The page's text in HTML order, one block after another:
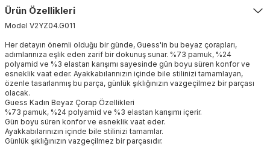
Ürün Özellikleri
Model V2YZ04.G011
Her detayın önemli olduğu bir günde, Guess'in bu beyaz çorapları,
adımlarınıza eşlik eden zarif bir dokunuş sunar. %73 pamuk, %24
polyamid ve %3 elastan karışımı sayesinde gün boyu süren konfor ve
esneklik vaat eder. Ayakkabılarınızın içinde bile stilinizi tamamlayan,
özenle tasarlanmış bu parça, günlük şıklığınızın vazgeçilmez bir parçası
olacak.
Guess Kadın Beyaz Çorap Özellikleri
%73 pamuk, %24 polyamid ve %3 elastan karışımı içerir.
Gün boyu süren konfor ve esneklik vaat eder.
Ayakkabılarınızın içinde bile stilinizi tamamlar.
Günlük şıklığınızın vazgeçilmez bir parçasıdır.